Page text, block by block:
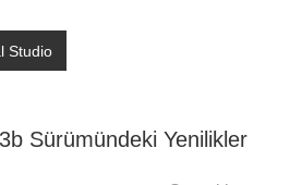
Studio
Sürümündeki Yenilikler